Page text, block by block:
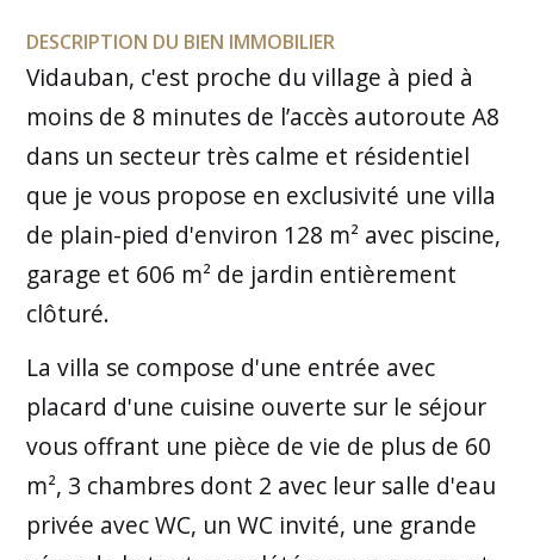
DESCRIPTION DU BIEN IMMOBILIER
Vidauban, c'est proche du village à pied à
moins de 8 minutes de l’accès autoroute A8
dans un secteur très calme et résidentiel
que je vous propose en exclusivité une villa
de plain-pied d'environ 128 m² avec piscine,
garage et 606 m² de jardin entièrement
clôturé.
La villa se compose d'une entrée avec
placard d'une cuisine ouverte sur le séjour
vous offrant une pièce de vie de plus de 60
m², 3 chambres dont 2 avec leur salle d'eau
privée avec WC, un WC invité, une grande